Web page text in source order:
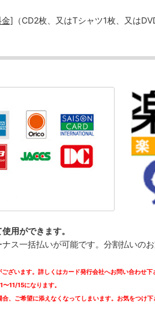
金] （CD2枚、又はTシャツ1枚、又は
用ができます。
一括払いが可能です。分割払いの
ます。詳しくはカード発行会社へお問い合わせ下
11/15になります。
希望に添えなくなってしまいます。お気をつけ下